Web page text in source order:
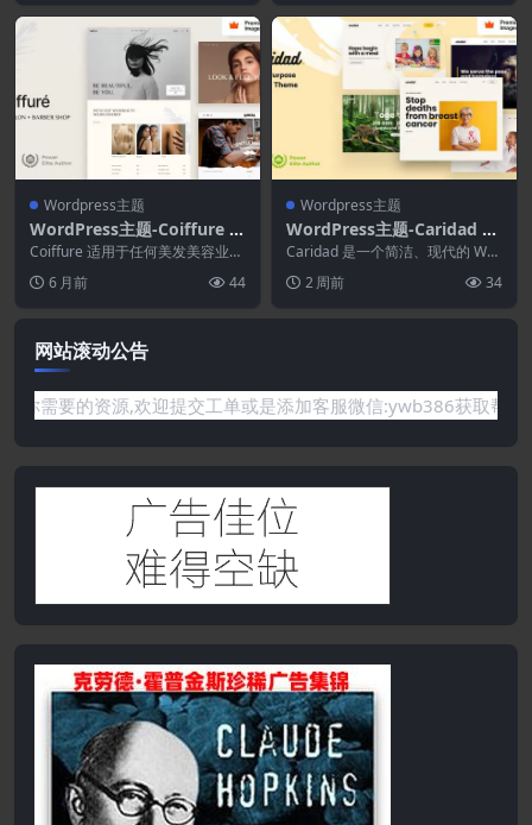
Wordpress主题
WordPress主题-Coiffure 3
0.0–美发沙龙和理发店Word
Press主题
Coiffure 适用于任何美发美容业
务。假设您提供美发、修甲、修
脚、化妆、混搭...
6 月前 44
Wordpress主题
WordPress主题-Caridad 45
–慈善WordPress主题
Caridad 是一个简洁、现代的 Wor
dPress 慈善主题，专为各种筹
款、...2 周前 34
网站滚动公告
需要的资源,欢迎提交工单或是添加客服微信:ywb386获取帮助！